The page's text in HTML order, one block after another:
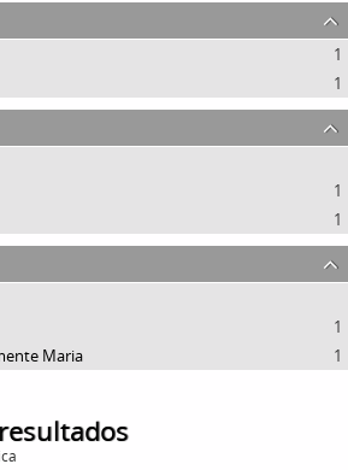
1
1
1
1
1
Maria
1